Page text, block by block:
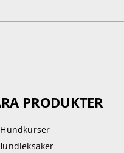
PRODUKTER
Hundkurser